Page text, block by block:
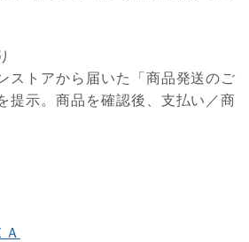
ストアから届いた「商品発送のご
提示。商品を確認後、支払い／商